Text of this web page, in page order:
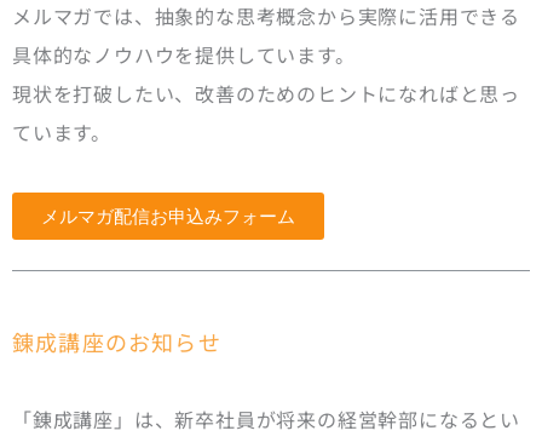
メルマガでは、抽象的な思考概念から実際に活用できる
具体的なノウハウを提供しています。
現状を打破したい、改善のためのヒントになればと思っ
ています。
メルマガ配信お申込みフォーム
錬成講座のお知らせ
「錬成講座」は、新卒社員が将来の経営幹部になるとい